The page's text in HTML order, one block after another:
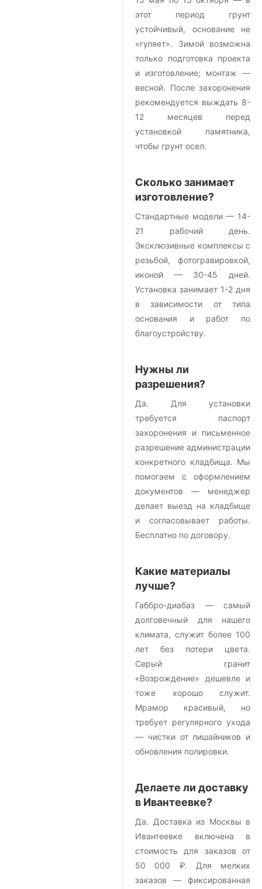
этот период грунт
устойчивый, основание не
«гуляет». Зимой возможна
только подготовка проекта
и изготовление; монтаж —
весной. После захоронения
рекомендуется выждать 8-
12 месяцев перед
установкой памятника,
чтобы грунт осел.
Сколько занимает
изготовление?
Стандартные модели — 14-
21 рабочий день.
Эксклюзивные комплексы с
резьбой, фотогравировкой,
иконой — 30-45 дней.
Установка занимает 1-2 дня
в зависимости от типа
основания и работ по
благоустройству.
Нужны ли
разрешения?
Да. Для установки
требуется паспорт
захоронения и письменное
разрешение администрации
конкретного кладбища. Мы
помогаем с оформлением
документов — менеджер
делает выезд на кладбище
и согласовывает работы.
Бесплатно по договору.
Какие материалы
лучше?
Габбро-диабаз — самый
долговечный для нашего
климата, служит более 100
лет без потери цвета.
Серый гранит
«Возрождение» дешевле и
тоже хорошо служит.
Мрамор красивый, но
требует регулярного ухода
— чистки от лишайников и
обновления полировки.
Делаете ли доставку
в Ивантеевке?
Да. Доставка из Москвы в
Ивантеевке включена в
стоимость для заказов от
50 000 ₽. Для мелких
заказов — фиксированная